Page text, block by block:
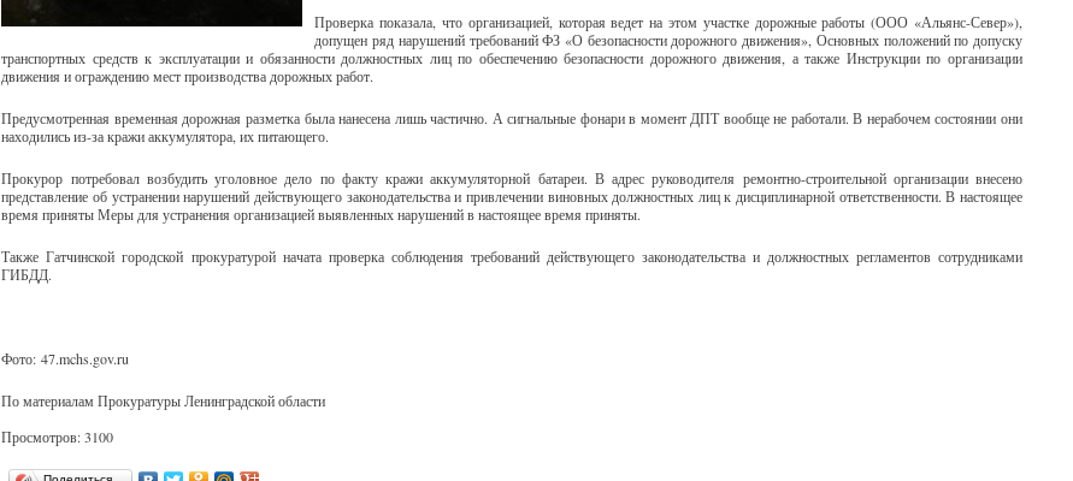
Проверка показала, что организацией, которая ведет на этом участке дорожные работы (ООО «Альянс-Север»),
допущен ряд нарушений требований ФЗ «О безопасности дорожного движения», Основных положений по допуску
транспортных средств к эксплуатации и обязанности должностных лиц по обеспечению безопасности дорожного движения, а также Инструкции по организации
движения и ограждению мест производства дорожных работ.
Предусмотренная временная дорожная разметка была нанесена лишь частично. А сигнальные фонари в момент ДПТ вообще не работали. В нерабочем состоянии они
находились из-за кражи аккумулятора, их питающего.
Прокурор потребовал возбудить уголовное дело по факту кражи аккумуляторной батареи. В адрес руководителя ремонтно-строительной организации внесено
представление об устранении нарушений действующего законодательства и привлечении виновных должностных лиц к дисциплинарной ответственности. В настоящее
время приняты Меры для устранения организацией выявленных нарушений в настоящее время приняты.
Также Гатчинской городской прокуратурой начата проверка соблюдения требований действующего законодательства и должностных регламентов сотрудниками
ГИБДД.
Фото: 47.mchs.gov.ru
По материалам Прокуратуры Ленинградской области
Просмотров: 3100